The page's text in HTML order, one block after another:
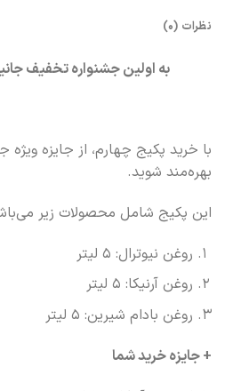
نظرات (0)
به اولین جشنواره تخفیف
با خرید پکیج چهارم، از جایزه ویژه
بهره‌مند شوید.
این پکیج شامل محصولات زیر
روغن نیوترال: 5 لیتر
روغن آرنیکا: 5 لیتر
روغن بادام شیرین: 5 لیتر
+ جایزه خرید شما